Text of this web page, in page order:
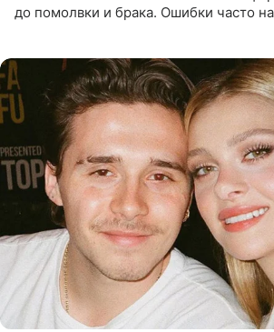
до помолвки и брака. Ошибки часто